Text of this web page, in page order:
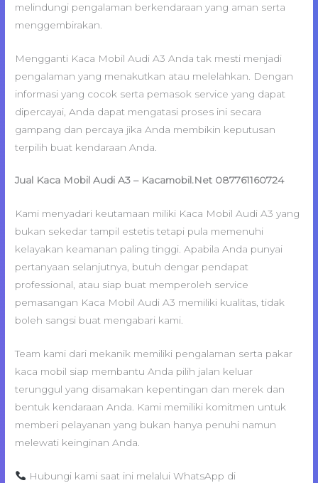
melindungi pengalaman berkendaraan yang aman serta
menggembirakan.
Mengganti Kaca Mobil Audi A3 Anda tak mesti menjadi
pengalaman yang menakutkan atau melelahkan. Dengan
informasi yang cocok serta pemasok service yang dapat
dipercayai, Anda dapat mengatasi proses ini secara
gampang dan percaya jika Anda membikin keputusan
terpilih buat kendaraan Anda.
Jual Kaca Mobil Audi A3 – Kacamobil.Net 087761160724
Kami menyadari keutamaan miliki Kaca Mobil Audi A3 yang
bukan sekedar tampil estetis tetapi pula memenuhi
kelayakan keamanan paling tinggi. Apabila Anda punyai
pertanyaan selanjutnya, butuh dengar pendapat
professional, atau siap buat memperoleh service
pemasangan Kaca Mobil Audi A3 memiliki kualitas, tidak
boleh sangsi buat mengabari kami.
Team kami dari mekanik memiliki pengalaman serta pakar
kaca mobil siap membantu Anda pilih jalan keluar
terunggul yang disamakan kepentingan dan merek dan
bentuk kendaraan Anda. Kami memiliki komitmen untuk
memberi pelayanan yang bukan hanya penuhi namun
melewati keinginan Anda.
Hubungi kami saat ini melalui WhatsApp di